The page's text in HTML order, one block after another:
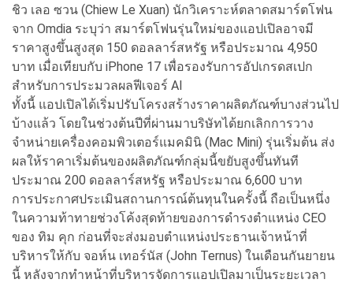
ชิว เลอ ซวน (Chiew Le Xuan) นักวิเคราะห์ตลาดสมาร์ตโฟน
จาก Omdia ระบุว่า สมาร์ตโฟนรุ่นใหม่ของแอปเปิลอาจมี
ราคาสูงขึ้นสูงสุด 150 ดอลลาร์สหรัฐ หรือประมาณ 4,950
บาท เมื่อเทียบกับ iPhone 17 เพื่อรองรับการอัปเกรดสเปก
สำหรับการประมวลผลฟีเจอร์ AI
ทั้งนี้ แอปเปิลได้เริ่มปรับโครงสร้างราคาผลิตภัณฑ์บางส่วนไป
บ้างแล้ว โดยในช่วงต้นปีที่ผ่านมาบริษัทได้ยกเลิกการวาง
จำหน่ายเครื่องคอมพิวเตอร์แมคมินิ (Mac Mini) รุ่นเริ่มต้น ส่ง
ผลให้ราคาเริ่มต้นของผลิตภัณฑ์กลุ่มนี้ขยับสูงขึ้นทันที
ประมาณ 200 ดอลลาร์สหรัฐ หรือประมาณ 6,600 บาท
การประกาศประเมินสถานการณ์ต้นทุนในครั้งนี้ ถือเป็นหนึ่ง
ในความท้าทายช่วงโค้งสุดท้ายของการดำรงตำแหน่ง CEO
ของ ทิม คุก ก่อนที่จะส่งมอบตำแหน่งประธานเจ้าหน้าที่
บริหารให้กับ จอห์น เทอร์นัส (John Ternus) ในเดือนกันยายน
นี้ หลังจากทำหน้าที่บริหารจัดการแอปเปิลมาเป็นระยะเวลา